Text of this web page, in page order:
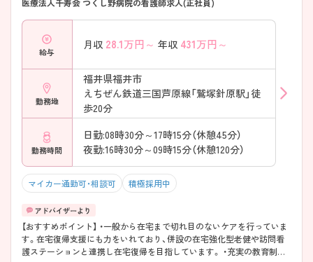
給与
月収 28.1万円～ 年収 431万円～
勤務地
福井県福井市
えちぜん鉄道三国芦原線「鷲塚針原駅」徒
歩20分
勤務時間
日勤:08時30分～17時15分（休憩45分）
夜勤:16時30分～09時15分（休憩120分）
マイカー通勤可・相談可 積極採用中
【おすすめポイント】 ・一般から在宅まで切れ目のないケアを行っていま
す。在宅復帰支援にも力をいれており、併設の在宅強化型老健や訪問看
護ステーションと連携し在宅復帰を目指しています。 ・充実の教育制度！